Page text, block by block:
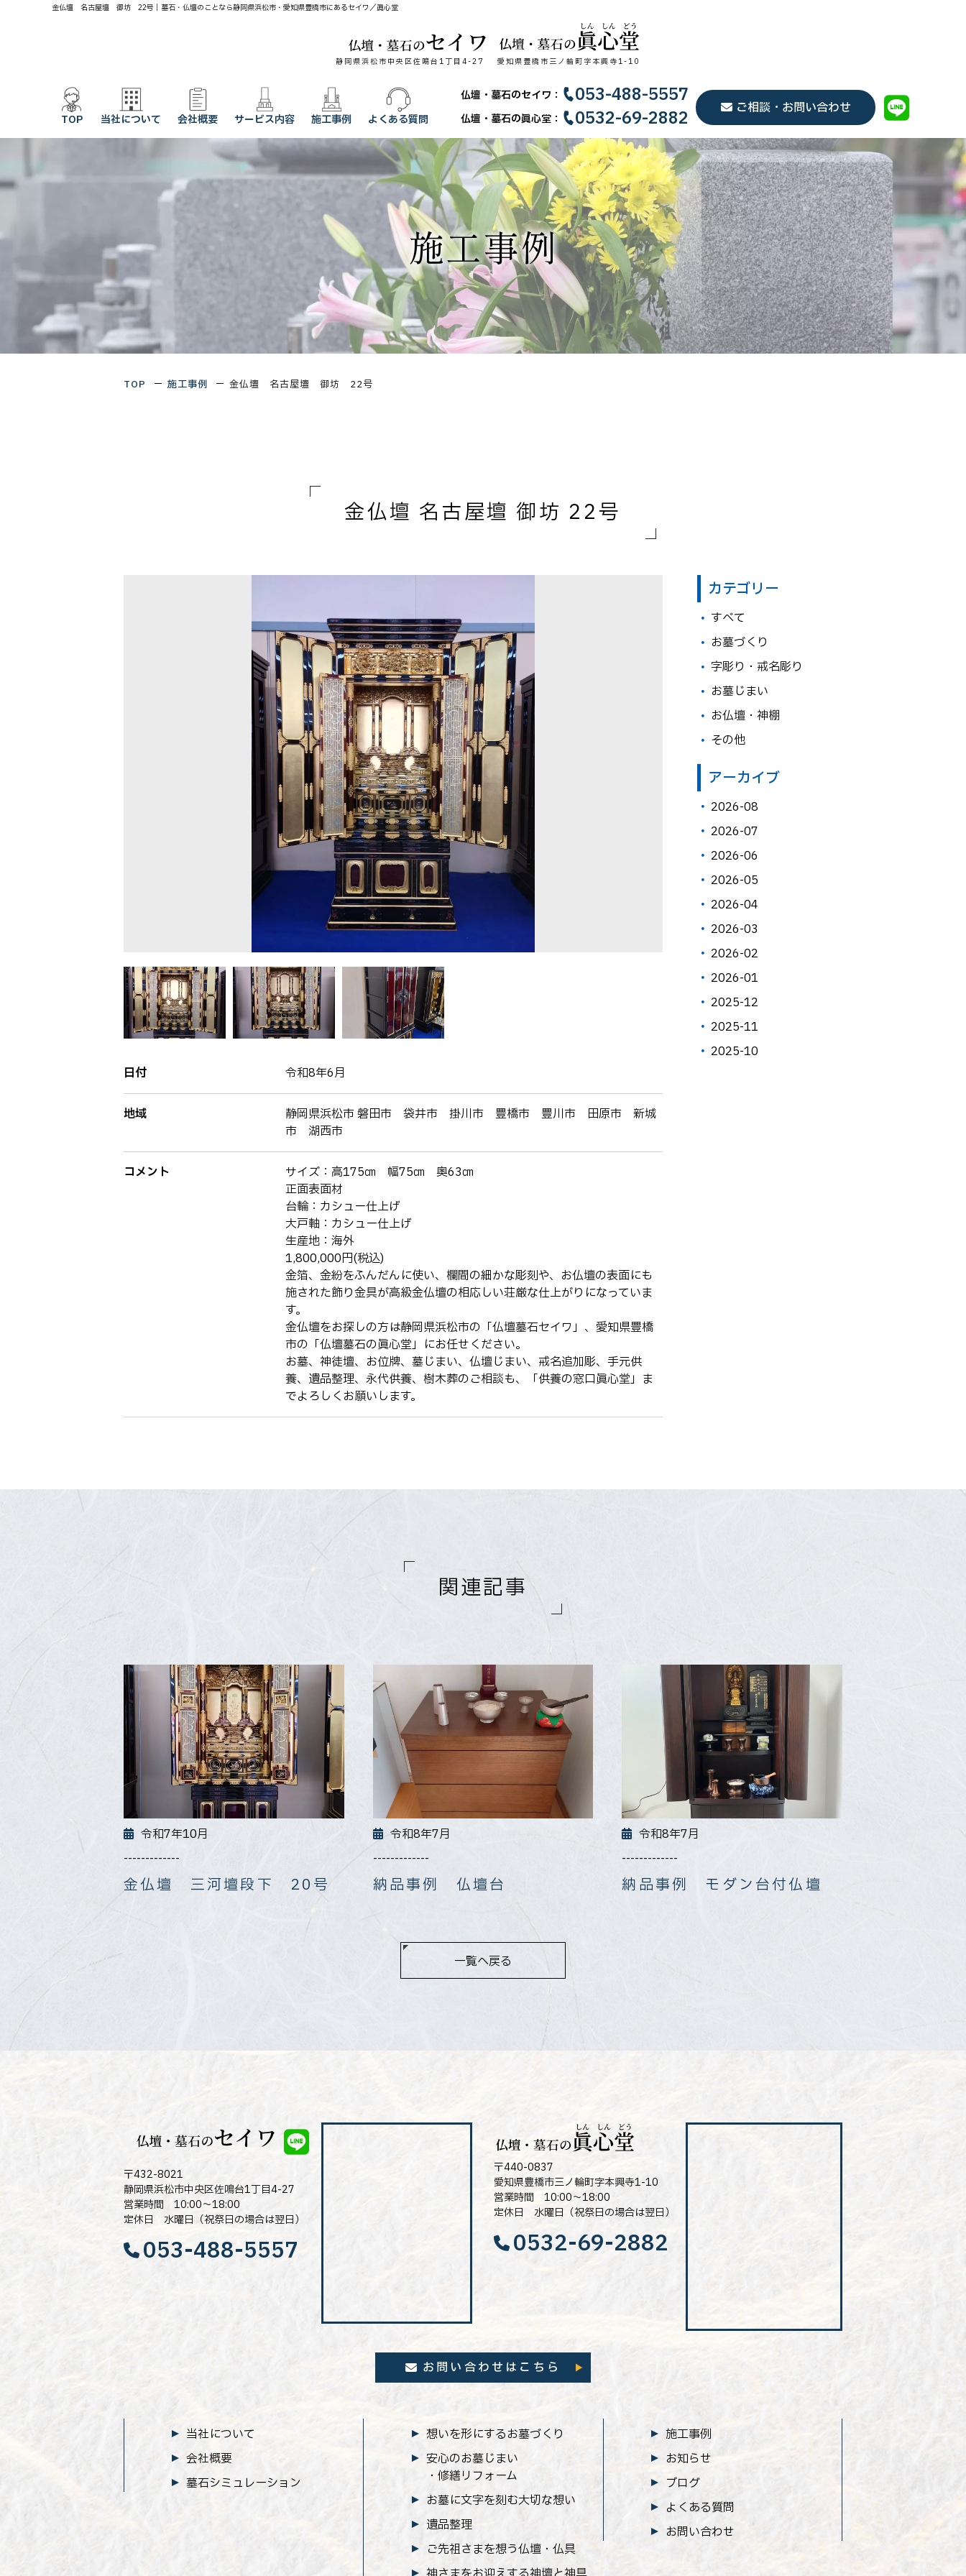
金仏壇 名古屋壇 御坊 22号｜墓石・仏壇のことなら静岡県浜松市・愛知県豊橋市にあるセイワ／眞心堂
静岡県浜松市中央区佐鳴台1丁目4-27 愛知県豊橋市三ノ輪町字本興寺1-10
TOP 当社について 会社概要 サービス内容 施工事例 よくある質問
仏壇・墓石のセイワ： 053-488-5557
仏壇・墓石の眞心堂： 0532-69-2882 ご相談・お問い合わせ
TOP 施工事例 金仏壇 名古屋壇 御坊 22号
日付 令和8年6月
地域
静岡県浜松市 磐田市 袋井市 掛川市 豊橋市 豊川市 田原市 新城
市 湖西市
コメント
サイズ：高175㎝ 幅75㎝ 奥63㎝
正面表面材
台輪：カシュー仕上げ
大戸軸：カシュー仕上げ
生産地：海外
1,800,000円(税込)
金箔、金紛をふんだんに使い、欄間の細かな彫刻や、お仏壇の表面にも
施された飾り金具が高級金仏壇の相応しい荘厳な仕上がりになっていま
す。
金仏壇をお探しの方は静岡県浜松市の「仏壇墓石セイワ」、愛知県豊橋
市の「仏壇墓石の眞心堂」にお任せください。
お墓、神徒壇、お位牌、墓じまい、仏壇じまい、戒名追加彫、手元供
養、遺品整理、永代供養、樹木葬のご相談も、「供養の窓口眞心堂」ま
でよろしくお願いします。
カテゴリー
すべて
お墓づくり
字彫り・戒名彫り
お墓じまい
お仏壇・神棚
その他
アーカイブ
2026-08
2026-07
2026-06
2026-05
2026-04
2026-03
2026-02
2026-01
2025-12
2025-11
2025-10
令和7年10月
-------------
金仏壇 三河壇段下 20号
令和8年7月
-------------
納品事例 仏壇台
令和8年7月
-------------
納品事例 モダン台付仏壇
一覧へ戻る
〒432-8021
静岡県浜松市中央区佐鳴台1丁目4-27
営業時間 10:00～18:00
定休日 水曜日（祝祭日の場合は翌日）
053-488-5557
〒440-0837
愛知県豊橋市三ノ輪町字本興寺1-10
営業時間 10:00～18:00
定休日 水曜日（祝祭日の場合は翌日）
0532-69-2882
お問い合わせはこちら
当社について
会社概要
墓石シミュレーション
想いを形にするお墓づくり
安心のお墓じまい
・修繕リフォーム
お墓に文字を刻む大切な想い
遺品整理
ご先祖さまを想う仏壇・仏具
施工事例
お知らせ
ブログ
よくある質問
お問い合わせ